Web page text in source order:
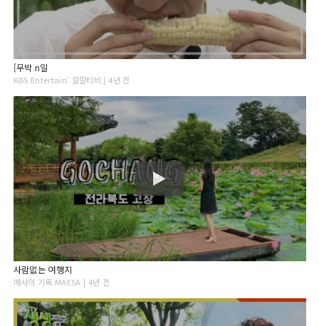
[무박 n일
KBS Entertain: 깔깔티비 | 4년 전
사람없는 여행지
매사의 기록 MAESA | 4년 전